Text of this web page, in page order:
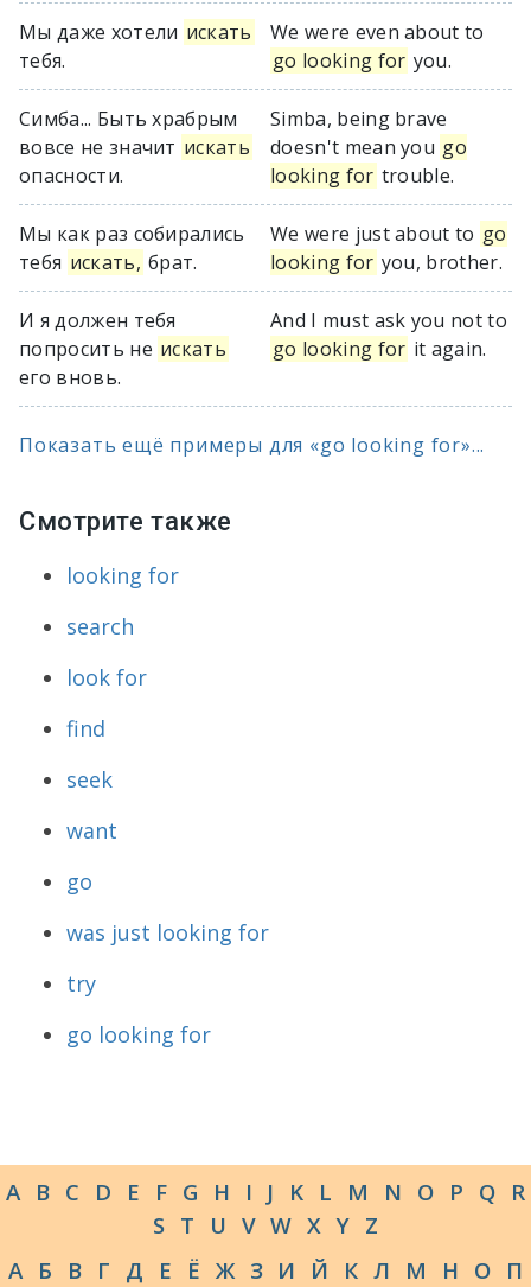
Мы даже хотели искать
тебя.
We were even about to
go looking for you.
Симба... Быть храбрым
вовсе не значит искать
опасности.
Simba, being brave
doesn't mean you go
looking for trouble.
Мы как раз собирались
тебя искать, брат.
We were just about to go
looking for you, brother.
И я должен тебя
попросить не искать
его вновь.
And I must ask you not to
go looking for it again.
Показать ещё примеры для «go looking for»...
Смотрите также
looking for
search
look for
find
seek
want
go
was just looking for
try
go looking for
A B C D E F G H I J K L M N O P Q R
S T U V W X Y Z
А Б В Г Д Е Ё Ж З И Й К Л М Н О П